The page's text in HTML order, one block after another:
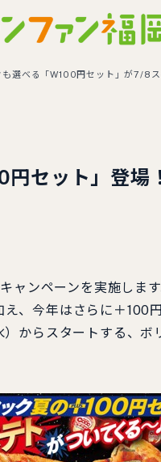
も選べる「W100円セット」が7/8ス
円セット」登場
ャンペーンを実施しま
、今年はさらに＋100
からスタートする、ボ